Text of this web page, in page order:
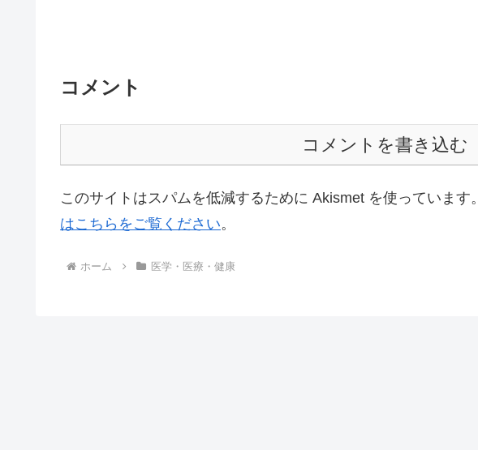
コメント
コメントを書き込む
このサイトはスパムを低減するために Akismet を使っています。
はこちらをご覧ください。
ホーム 医学・医療・健康